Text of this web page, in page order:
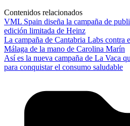
Contenidos relacionados
VML Spain diseña la campaña de
edición limitada de Heinz
La campaña de Cantabria Labs contra
Málaga de la mano de Carolina Marín
Así es la nueva campaña de La Vaca
para conquistar el consumo saludable